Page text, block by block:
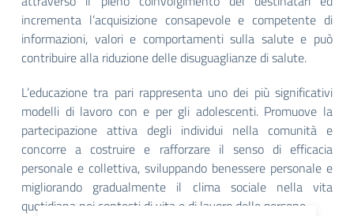
incrementa l’acquisizione consapevole e competente di
informazioni, valori e comportamenti sulla salute e può
contribuire alla riduzione delle disuguaglianze di salute.
L’educazione tra pari rappresenta uno dei più significativi
modelli di lavoro con e per gli adolescenti. Promuove la
partecipazione attiva degli individui nella comunità e
concorre a costruire e rafforzare il senso di efficacia
personale e collettiva, sviluppando benessere personale e
migliorando gradualmente il clima sociale nella vita
quotidiana nei contesti di vita e di lavoro delle persone.